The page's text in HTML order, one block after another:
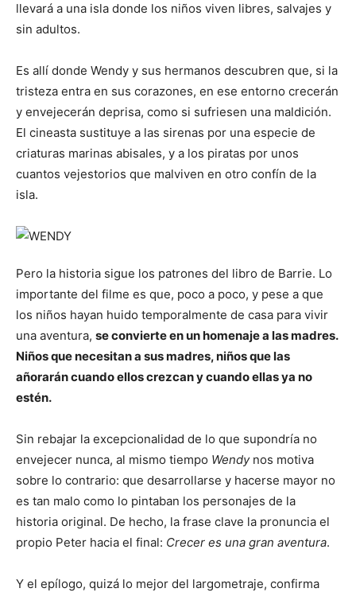
llevará a una isla donde los niños viven libres, salvajes y
sin adultos.
Es allí donde Wendy y sus hermanos descubren que, si la
tristeza entra en sus corazones, en ese entorno crecerán
y envejecerán deprisa, como si sufriesen una maldición.
El cineasta sustituye a las sirenas por una especie de
criaturas marinas abisales, y a los piratas por unos
cuantos vejestorios que malviven en otro confín de la
isla.
Pero la historia sigue los patrones del libro de Barrie. Lo
importante del filme es que, poco a poco, y pese a que
los niños hayan huido temporalmente de casa para vivir
una aventura, se convierte en un homenaje a las madres.
Niños que necesitan a sus madres, niños que las
añorarán cuando ellos crezcan y cuando ellas ya no
estén.
Sin rebajar la excepcionalidad de lo que supondría no
envejecer nunca, al mismo tiempo Wendynos motiva
sobre lo contrario: que desarrollarse y hacerse mayor no
es tan malo como lo pintaban los personajes de la
historia original. De hecho, la frase clave la pronuncia el
propio Peter hacia el final: Crecer es una gran aventura.
Y el epílogo, quizá lo mejor del largometraje, confirma